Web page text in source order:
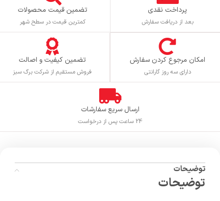
پرداخت نقدی
بعد از دریافت سفارش
تضمین قیمت محصولات
کمترین قیمت در سطح شهر
امکان مرجوع کردن سفارش
دارای سه روز گارانتی
تضمین کیفیت و اصالت
فروش مستقیم از شرکت برگ سبز
ارسال سریع سفارشات
24 ساعت پس از درخواست
توضیحات
توضیحات